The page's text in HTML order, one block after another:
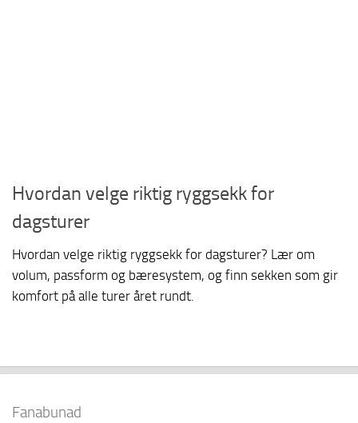
Hvordan velge riktig ryggsekk for
dagsturer
Hvordan velge riktig ryggsekk for dagsturer? Lær om
volum, passform og bæresystem, og finn sekken som gir
komfort på alle turer året rundt.
Fanabunad